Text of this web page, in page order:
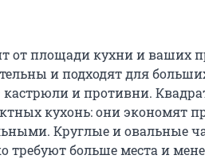
от площади кухни и ваших
и подходят для
и противни.
кухонь: они экономят
Круглые и овальные
требуют больше места и